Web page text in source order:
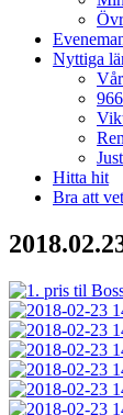
Nyttiga
Hitta hit
Bra att